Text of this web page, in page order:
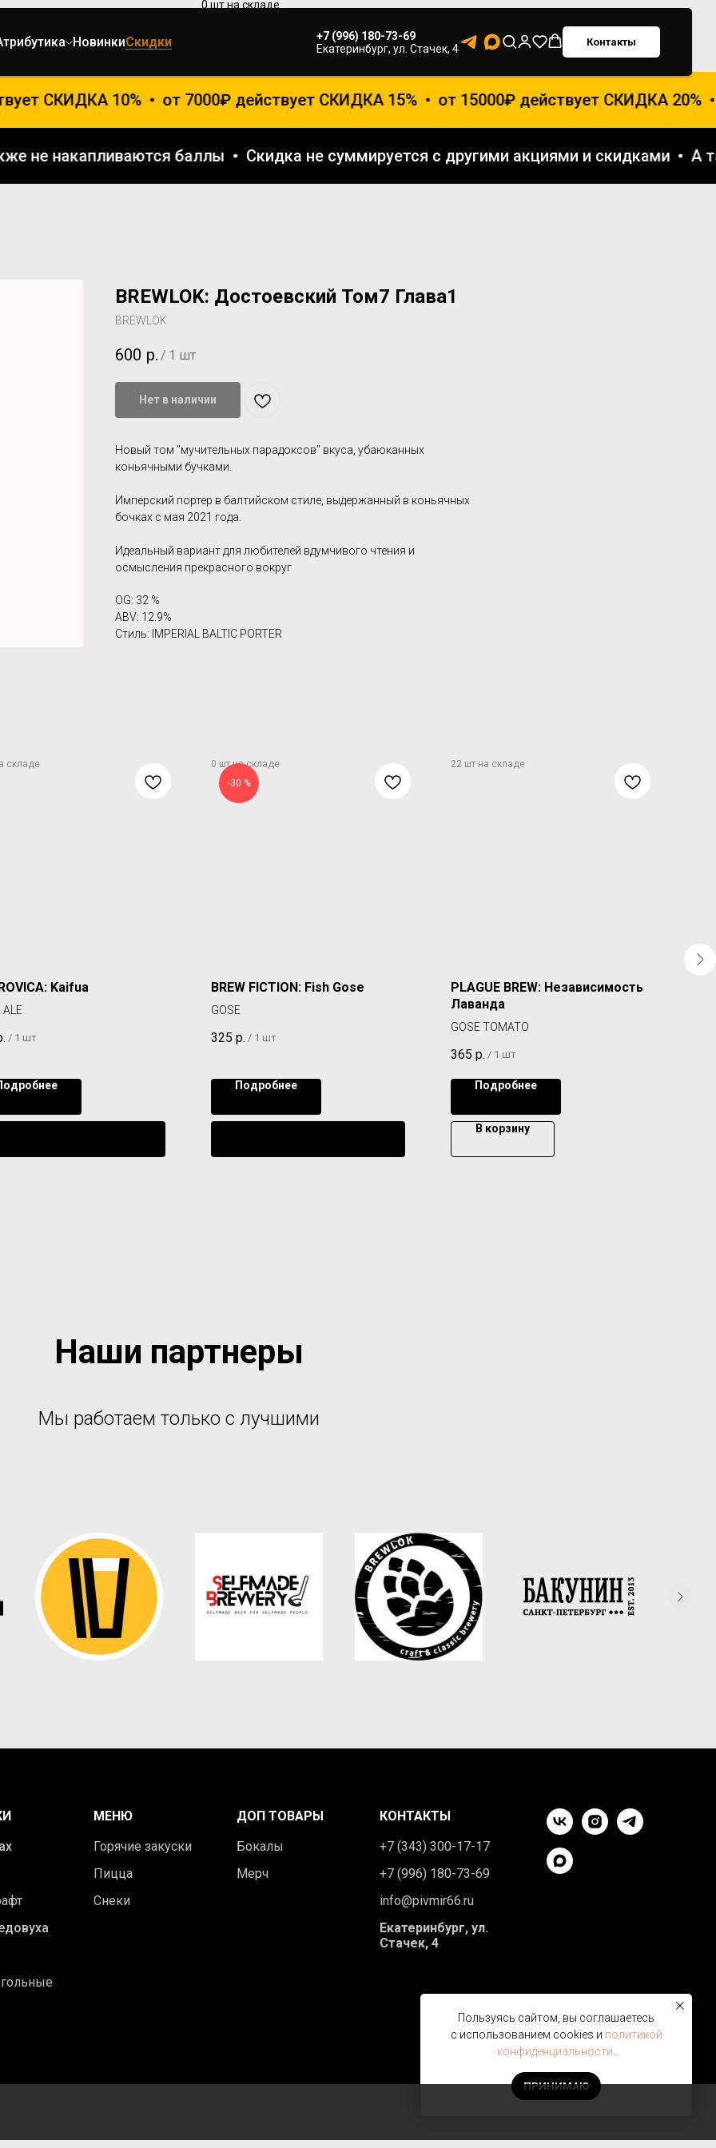
НовинкиСкидки
+7 (996) 180-73-69
Екатеринбург, ул. Стачек, 4
Контакты
СКИДКА 10% от 7000₽ действует СКИДКА 15% от 15000₽ действует СКИДКА 20%
не накапливаются баллы Скидка не суммируется с другими акциями и скидками
BREWLOK: Достоевский Том7 Глава1
BREWLOK
600 р. / 1 шт
Нет в наличии
Новый том "мучительных парадоксов" вкуса, убаюканных
коньячными бучками.
Имперский портер в балтийском стиле, выдержанный в коньячных
бочках с мая 2021 года.
Идеальный вариант для любителей вдумчивого чтения и
осмысления прекрасного вокруг
OG: 32 %
ABV: 12.9%
Стиль: IMPERIAL BALTIC PORTER
Kaifua
ALE
/ 1 шт
-30 %
BREW FICTION: Fish Gose
GOSE
325 р. / 1 шт
Подробнее
PLAGUE BREW: Независимость
Лаванда
GOSE TOMATO
365 р. / 1 шт
Подробнее
В корзину
Наши партнеры
Мы работаем только с лучшими
МЕНЮ
Горячие закуски
Пицца
Снеки
ДОП ТОВАРЫ
Бокалы
Мерч
КОНТАКТЫ
+7 (343) 300-17-17
+7 (996) 180-73-69
info@pivmir66.ru
Екатеринбург, ул.
Стачек, 4
Пользуясь сайтом, вы соглашаетесь
с использованием cookies и политикой
конфиденциальности.
ПРИНИМАЮ